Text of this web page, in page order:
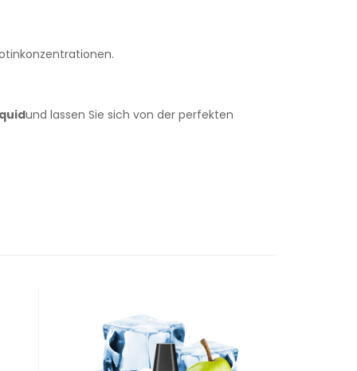
und lassen Sie sich von der perfekten